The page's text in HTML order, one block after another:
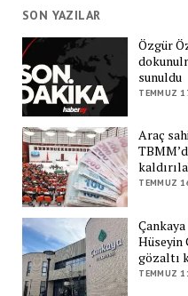
SON YAZILAR
Özgür
sunuldu
TEMMUZ
Araç
TEMMUZ
Hüseyin
gözaltı
TEMMUZ